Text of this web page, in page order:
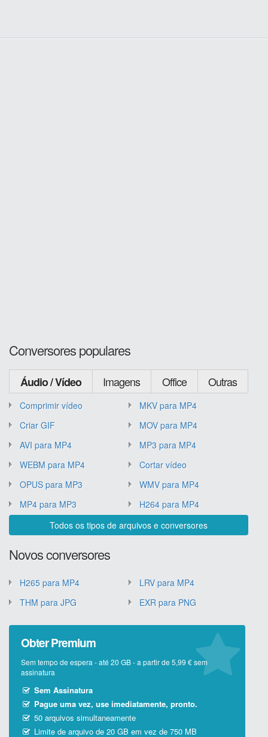
Conversores populares
Áudio / Vídeo Imagens Office Outras
Comprimir vídeo
MKV para MP4
Criar GIF
MOV para MP4
AVI para MP4
MP3 para MP4
WEBM para MP4
Cortar vídeo
OPUS para MP3
WMV para MP4
MP4 para MP3
H264 para MP4
Todos os tipos de arquivos e conversores
Novos conversores
H265 para MP4
LRV para MP4
THM para JPG
EXR para PNG
Obter Premium
Sem tempo de espera - até 20 GB - a partir de 5,99 € sem
assinatura
Sem Assinatura
Pague uma vez, use imediatamente, pronto.
50 arquivos simultaneamente
Limite de arquivo de 20 GB em vez de 750 MB